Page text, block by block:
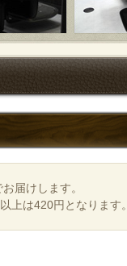
届けします。
上は420円となります。